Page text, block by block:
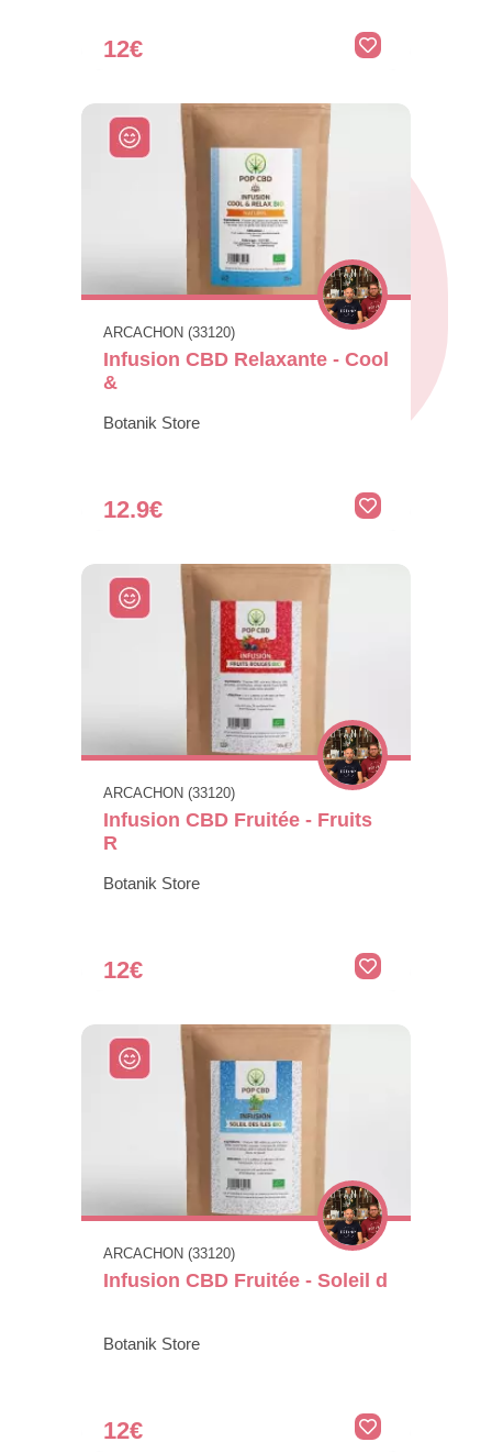
12€
ARCACHON (33120)
Infusion CBD Relaxante - Cool
&
Botanik Store
12.9€
ARCACHON (33120)
Infusion CBD Fruitée - Fruits
R
Botanik Store
12€
ARCACHON (33120)
Infusion CBD Fruitée - Soleil d
Botanik Store
12€